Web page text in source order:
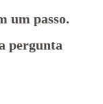
pergunta